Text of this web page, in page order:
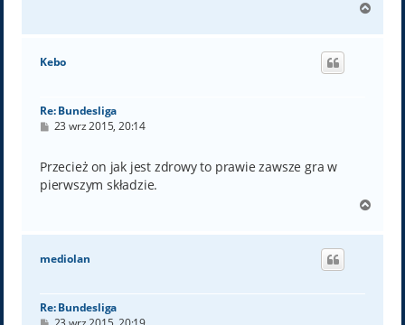
g
Kebo
Re: Bundesliga
P
t
23 wrz 2015, 20:14
Przecież on jak jest zdrowy to prawie zawsze gra w
pierwszym składzie.
g
mediolan
Re: Bundesliga